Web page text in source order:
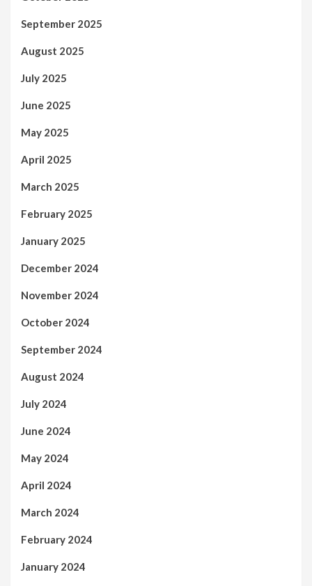
September 2025
August 2025
July 2025
June 2025
May 2025
April 2025
March 2025
February 2025
January 2025
December 2024
November 2024
October 2024
September 2024
August 2024
July 2024
June 2024
May 2024
April 2024
March 2024
February 2024
January 2024